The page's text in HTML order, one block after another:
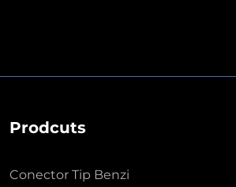
Prodcuts
Conector Tip Benzi